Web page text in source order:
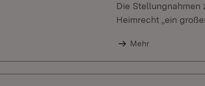
Die Stellungnahmen
Heimrecht „ein
Mehr